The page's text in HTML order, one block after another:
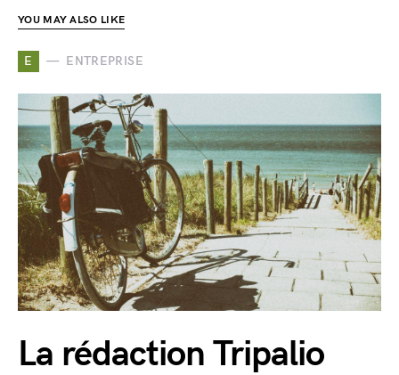
YOU MAY ALSO LIKE
E ENTREPRISE
La rédaction Tripalio